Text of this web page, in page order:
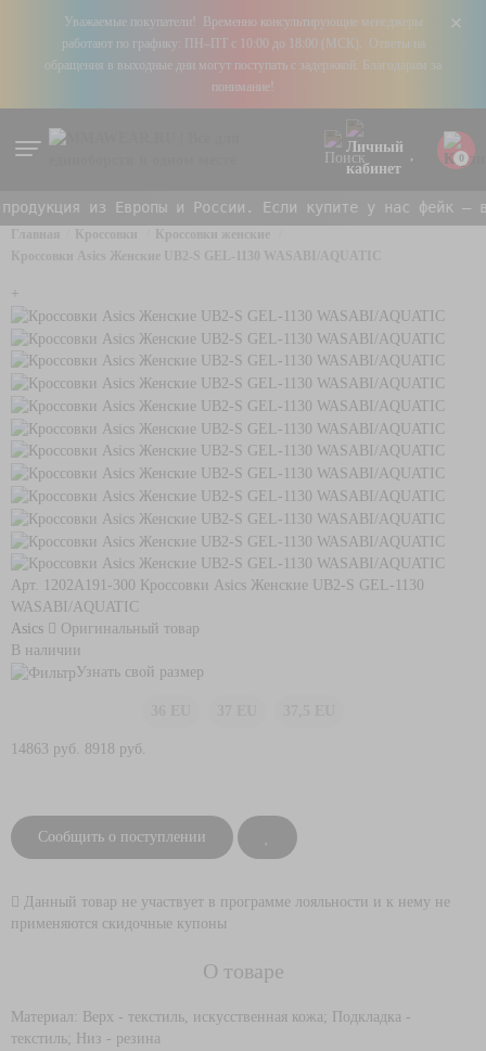
+
Уважаемые покупатели! Временно консультирующие менеджеры
работают по графику: ПН–ПТ с 10:00 до 18:00 (МСК). Ответы на
обращения в выходные дни могут поступать с задержкой. Благодарим за
понимание!
0
из Европы и России. Если купите у нас фейк —
+
Арт. 1202A191-300 Кроссовки Asics Женские UB2-S GEL-1130
WASABI/AQUATIC
Asics
Оригинальный товар
В наличии
Узнать свой размер
14863 руб. 8918 руб.
Сообщить о поступлении
Данный товар не участвует в программе лояльности и к нему не
применяются скидочные купоны
О товаре
Материал: Верх - текстиль, искусственная кожа; Подкладка -
текстиль; Низ - резина